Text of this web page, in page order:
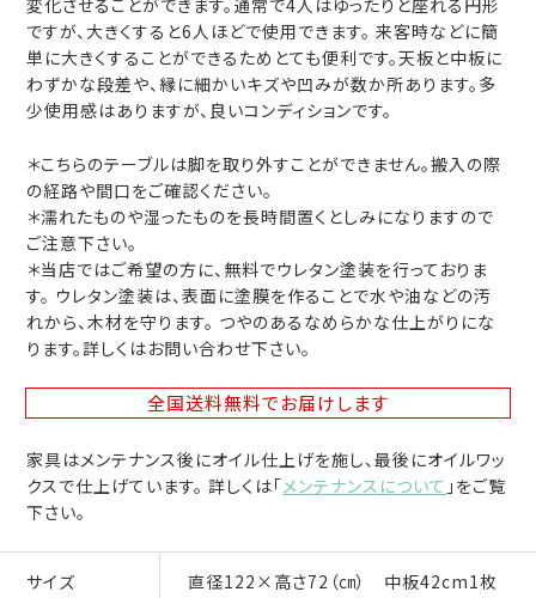
変化させることができます。通常で4人はゆったりと座れる円形
ですが、大きくすると6人ほどで使用できます。 来客時などに簡
単に大きくすることができるためとても便利です。天板と中板に
わずかな段差や、縁に細かいキズや凹みが数か所あります。多
少使用感はありますが、良いコンディションです。
＊こちらのテーブルは脚を取り外すことができません。搬入の際
の経路や間口をご確認ください。
＊濡れたものや湿ったものを長時間置くとしみになりますので
ご注意下さい。
＊当店ではご希望の方に、無料でウレタン塗装を行っておりま
す。 ウレタン塗装は、表面に塗膜を作ることで水や油などの汚
れから、木材を守ります。 つやのあるなめらかな仕上がりにな
ります。詳しくはお問い合わせ下さい。
全国送料無料でお届けします
家具はメンテナンス後にオイル仕上げを施し、最後にオイルワッ
クスで仕上げています。 詳しくは「メンテナンスについて 」をご覧
下さい。
サイズ 直径122×高さ72（㎝） 中板42cm1枚